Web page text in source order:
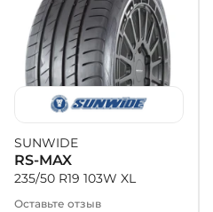
SUNWIDE
RS-MAX
235/50 R19 103W XL
Оставьте отзыв